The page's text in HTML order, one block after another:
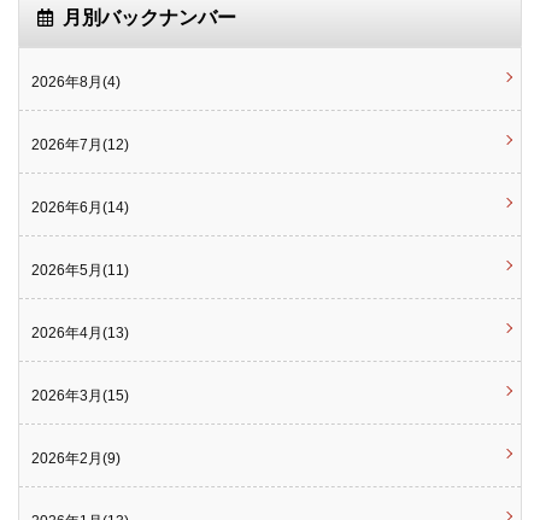
月別バックナンバー
2026年8月(4)
2026年7月(12)
2026年6月(14)
2026年5月(11)
2026年4月(13)
2026年3月(15)
2026年2月(9)